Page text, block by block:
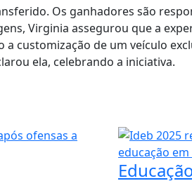
Os ganhadores são
Virginia assegurou que a
customização de um veículo
ela, celebrando a iniciativa.